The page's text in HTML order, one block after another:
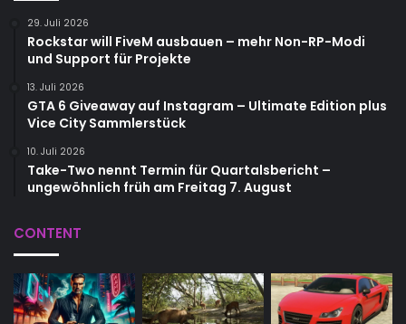
29. Juli 2026
Rockstar will FiveM ausbauen – mehr Non-RP-Modi
und Support für Projekte
13. Juli 2026
GTA 6 Giveaway auf Instagram – Ultimate Edition plus
Vice City Sammlerstück
10. Juli 2026
Take-Two nennt Termin für Quartalsbericht –
ungewöhnlich früh am Freitag 7. August
CONTENT